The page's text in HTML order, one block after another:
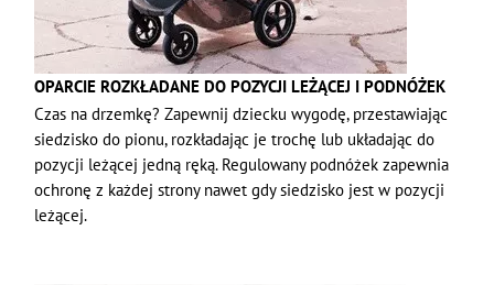
OPARCIE ROZKŁADANE DO POZYCJI LEŻĄCEJ I PODNÓŻEK
Czas na drzemkę? Zapewnij dziecku wygodę, przestawiając
siedzisko do pionu, rozkładając je trochę lub układając do
pozycji leżącej jedną ręką. Regulowany podnóżek zapewnia
ochronę z każdej strony nawet gdy siedzisko jest w pozycji
leżącej.